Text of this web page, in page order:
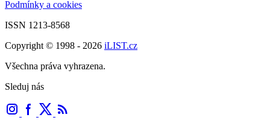
Podmínky a cookies
ISSN 1213-8568
Copyright © 1998 - 2026 iLIST.cz
Všechna práva vyhrazena.
Sleduj nás